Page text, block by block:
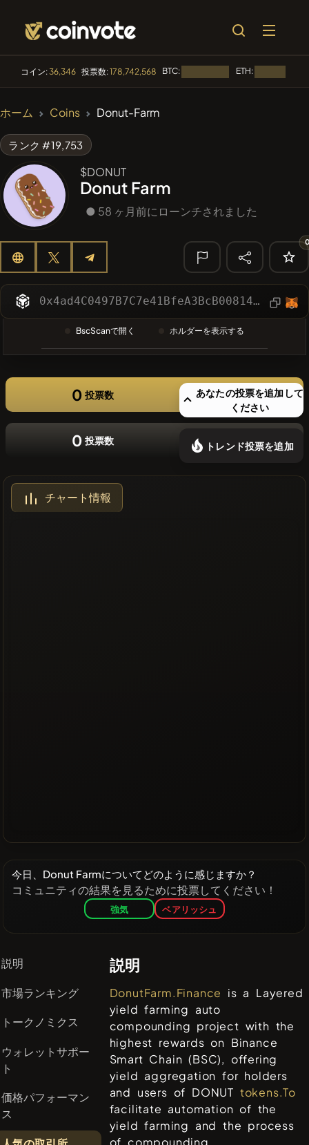
コイン:36,346 投票数:178,742,568 BTC: ETH:
#622
Pag Pal PAGPAL
#71
🔎 最近の検
索
❌最近のコ
インはあり
ホーム Coins Donut-Farm
ランク #19,753
$DONUT
Donut Farm
● 58 ヶ月前にローンチされました
0x4ad4C0497B7C7e41BfeA3BcB00814d475F17d18E
BscScanで開く ホルダーを表示する
0 投票数
あなたの投票を追加して
ください
0 投票数 トレンド投票を追加
チャート情報
今日、Donut Farmについてどのように感じますか？
コミュニティの結果を見るために投票してください！
強気 ベアリッシュ
説明
市場ランキング
トークノミクス
ウォレットサポー
ト
価格パフォーマン
ス
説明
DonutFarm.Finance is a Layered
yield farming auto
compounding project with the
highest rewards on Binance
Smart Chain (BSC), offering
yield aggregation for holders
and users of DONUT tokens.To
facilitate automation of the
yield farming and the process
of compounding,